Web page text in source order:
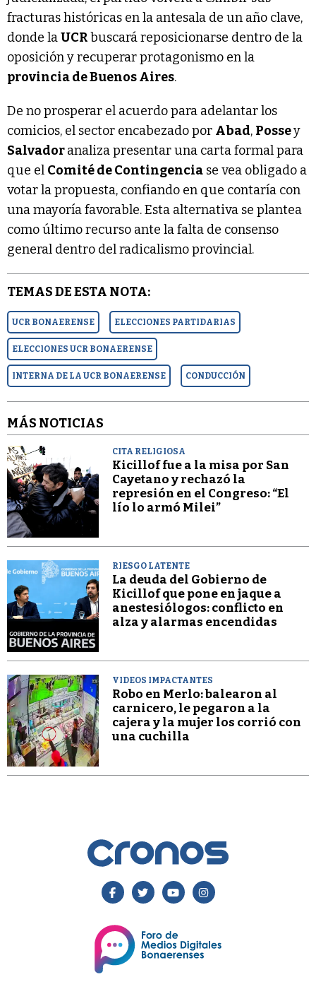
fracturas históricas en la antesala de un año clave,
donde laUCRbuscará reposicionarse dentro de la
oposición y recuperar protagonismo en la
provincia de Buenos Aires.
De no prosperar el acuerdo para adelantar los
comicios, el sector encabezado por Abad, Possey
Salvadoranaliza presentar una carta formal para
que el Comité de Contingencia se vea obligado a
votar la propuesta, confiando en que contaría con
una mayoría favorable. Esta alternativa se plantea
como último recurso ante la falta de consenso
general dentro del radicalismo provincial.
TEMAS DE ESTA NOTA:
UCR BONAERENSE ELECCIONES PARTIDARIAS
ELECCIONES UCR BONAERENSE
INTERNA DE LA UCR BONAERENSE CONDUCCIÓN
MÁS NOTICIAS
CITA RELIGIOSA
Kicillof fue a la misa por San
Cayetano y rechazó la
represión en el Congreso: “El
lío lo armó Milei”
RIESGO LATENTE
La deuda del Gobierno de
Kicillof que pone en jaque a
anestesiólogos: conflicto en
alza y alarmas encendidas
VIDEOS IMPACTANTES
Robo en Merlo: balearon al
carnicero, le pegaron a la
cajera y la mujer los corrió con
una cuchilla